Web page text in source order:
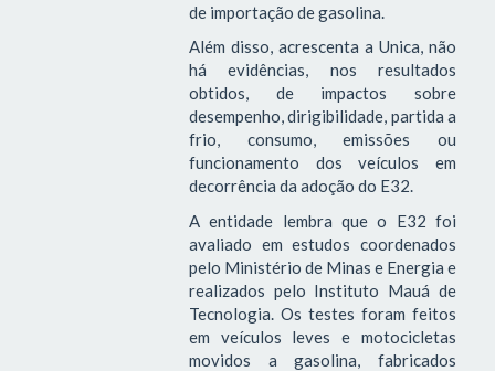
de importação de gasolina.
Além disso, acrescenta a Unica, não
há evidências, nos resultados
obtidos, de impactos sobre
desempenho, dirigibilidade, partida a
frio, consumo, emissões ou
funcionamento dos veículos em
decorrência da adoção do E32.
A entidade lembra que o E32 foi
avaliado em estudos coordenados
pelo Ministério de Minas e Energia e
realizados pelo Instituto Mauá de
Tecnologia. Os testes foram feitos
em veículos leves e motocicletas
movidos a gasolina, fabricados